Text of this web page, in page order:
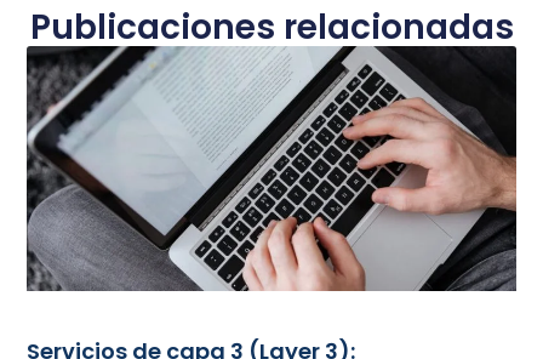
Publicaciones relacionadas
Servicios de capa 3 (Layer 3):